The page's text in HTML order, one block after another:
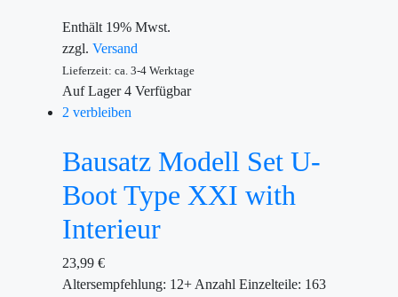
Enthält 19% Mwst.
zzgl. Versand
Lieferzeit: ca. 3-4 Werktage
Auf Lager4 Verfügbar
2 verbleiben
Bausatz Modell Set U-
Boot Type XXI with
Interieur
23,99 €
Altersempfehlung: 12+ Anzahl Einzelteile: 163